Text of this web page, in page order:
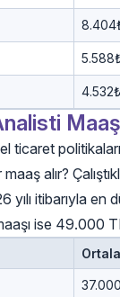
4.532₺
ticaret
alır?
yılı itibarıyla
ise 49.000